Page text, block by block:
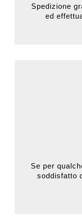
Spedizione
ed
Se per
soddisfatto